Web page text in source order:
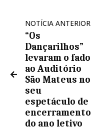
NOTÍCIA ANTERIOR
“Os
Dançarilhos”
levaram o fado
ao Auditório
São Mateus no
seu
espetáculo de
encerramento
do ano letivo